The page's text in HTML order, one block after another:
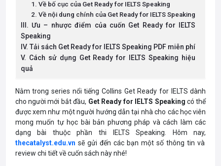
1. Về bố cục của Get Ready for IELTS Speaking
2. Về nội dung chính của Get Ready for IELTS Speaking
III. Ưu – nhược điểm của cuốn Get Ready for IELTS
Speaking
IV. Tải sách Get Ready for IELTS Speaking PDF miễn phí
V. Cách sử dụng Get Ready for IELTS Speaking hiệu
quả
Nằm trong series nổi tiếng Collins Get Ready for IELTS dành
cho người mới bắt đầu, Get Ready for IELTS Speaking có thể
được xem như một người hướng dẫn tại nhà cho các học viên
mong muốn tự học bài bản phương pháp và cách làm các
dạng bài thuộc phần thi IELTS Speaking. Hôm nay,
thecatalyst.edu.vn sẽ gửi đến các bạn một số thông tin và
review chi tiết về cuốn sách này nhé!